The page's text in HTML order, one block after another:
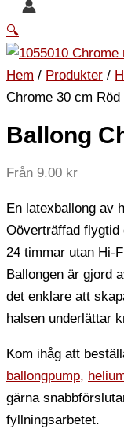
🔍
Hem / Produkter /
Chrome 30 cm Röd
Ballong
Från 9.00 kr
En latexballong av
Oöverträffad flygtid
24 timmar utan Hi-
Ballongen är gjord
det enklare att
halsen underlättar
Kom ihåg att
ballongpump,
gärna
fyllningsarbetet.